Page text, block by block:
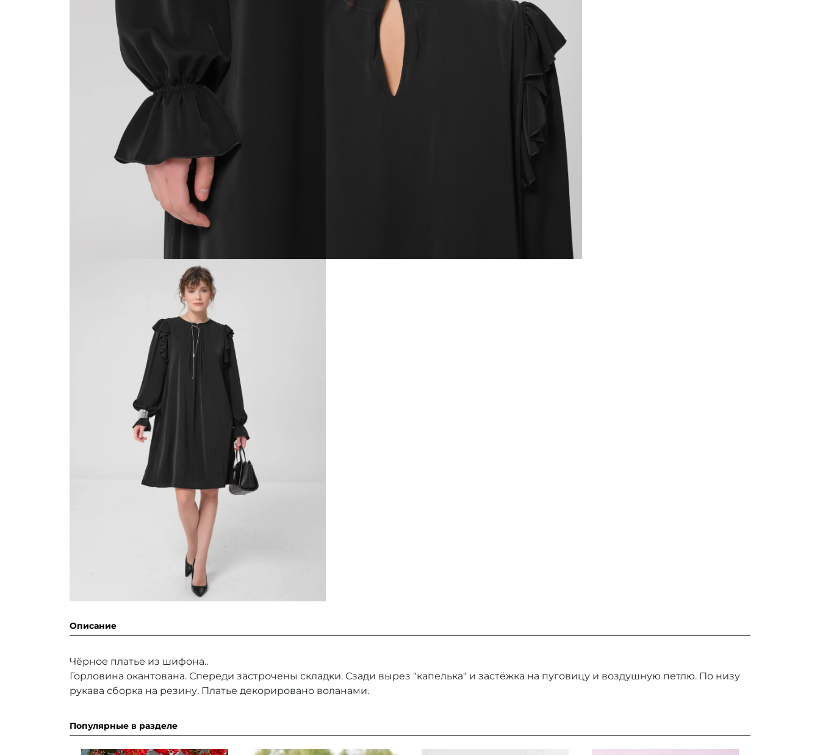
Описание
Чёрное платье из шифона..
Горловина окантована. Спереди застрочены складки. Сзади вырез "капелька" и застёжка на пуговицу и воздушную петлю. По низу
рукава сборка на резину. Платье декорировано воланами.
Популярные в разделе